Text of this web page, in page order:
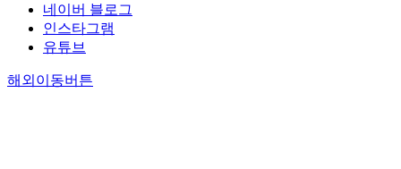
네이버 블로그
인스타그램
유튜브
해외이동버튼